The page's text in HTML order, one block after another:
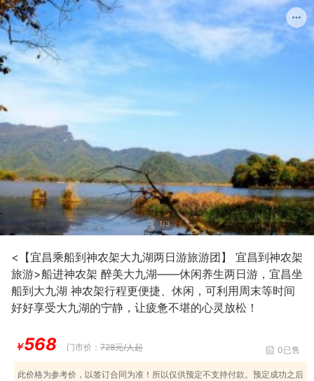
1/3
<【宜昌乘船到神农架大九湖两日游旅游团】 宜昌到神农架
旅游>船进神农架 醉美大九湖——休闲养生两日游，宜昌坐
船到大九湖 神农架行程更便捷、休闲，可利用周末等时间
好好享受大九湖的宁静，让疲惫不堪的心灵放松！
￥568 门市价： 728元/人起 0已售
此价格为参考价，以签订合同为准！所以仅供预定不支持付款。预定成功之后